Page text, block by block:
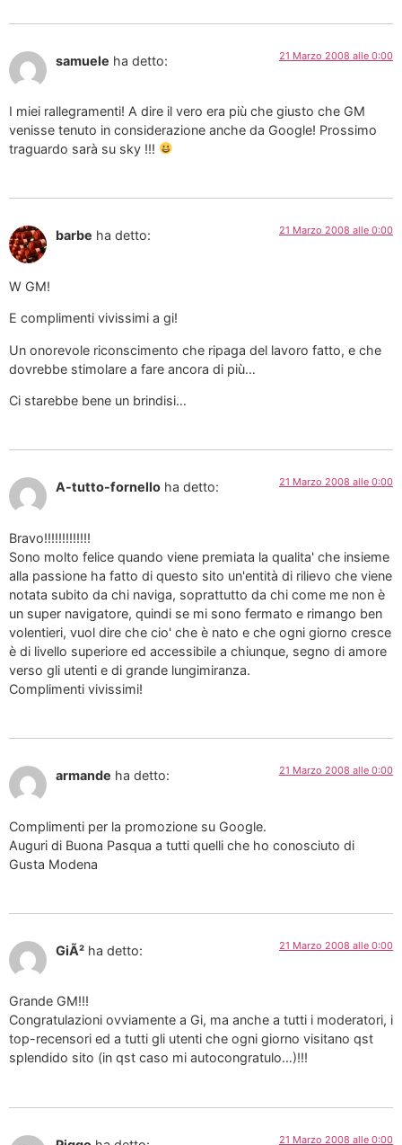
samuele ha detto: 21 Marzo 2008 alle 0:00
I miei rallegramenti! A dire il vero era più che giusto che GM
venisse tenuto in considerazione anche da Google! Prossimo
traguardo sarà su sky !!!
barbe ha detto: 21 Marzo 2008 alle 0:00
W GM!
E complimenti vivissimi a gi!
Un onorevole riconscimento che ripaga del lavoro fatto, e che
dovrebbe stimolare a fare ancora di più…
Ci starebbe bene un brindisi…
A-tutto-fornello ha detto: 21 Marzo 2008 alle 0:00
Bravo!!!!!!!!!!!!!
Sono molto felice quando viene premiata la qualita' che insieme
alla passione ha fatto di questo sito un'entità di rilievo che viene
notata subito da chi naviga, soprattutto da chi come me non è
un super navigatore, quindi se mi sono fermato e rimango ben
volentieri, vuol dire che cio' che è nato e che ogni giorno cresce
è di livello superiore ed accessibile a chiunque, segno di amore
verso gli utenti e di grande lungimiranza.
Complimenti vivissimi!
armande ha detto: 21 Marzo 2008 alle 0:00
Complimenti per la promozione su Google.
Auguri di Buona Pasqua a tutti quelli che ho conosciuto di
Gusta Modena
GiÃ² ha detto: 21 Marzo 2008 alle 0:00
Grande GM!!!
Congratulazioni ovviamente a Gi, ma anche a tutti i moderatori, i
top-recensori ed a tutti gli utenti che ogni giorno visitano qst
splendido sito (in qst caso mi autocongratulo…)!!!
21 Marzo 2008 alle 0:00